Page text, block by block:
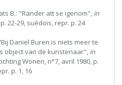
B.: "Ränder att se igenom", in
22-29, suédois, repr. p. 24
Daniel Buren is niets meer te
object van de kunstenaar", in
Wonen, n°7, avril 1980, p.
p. 1, 16